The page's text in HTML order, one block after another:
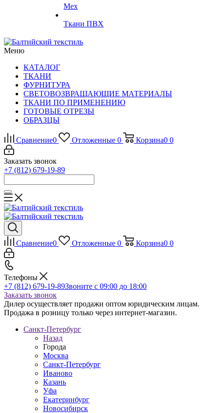
Мех
Ткани ПВХ
Меню
КАТАЛОГ
ТКАНИ
ФУРНИТУРА
СВЕТОВОЗВРАЩАЮЩИЕ МАТЕРИАЛЫ
ТКАНИ ПО ПРИМЕНЕНИЮ
ГОТОВЫЕ ОТРЕЗЫ
ОБРАЗЦЫ
Сравнение0 Отложенные 0 Корзина0 0
Заказать звонок
+7 (812) 679-19-89
Сравнение0 Отложенные 0 Корзина0 0
Телефоны
+7 (812) 679-19-89Звоните с 09:00 до 18:00
Заказать звонок
Дилер осуществляет продажи оптом юридическим лицам.
Продажа в розницу только через интернет-магазин.
Санкт-Петербург
Назад
Города
Москва
Санкт-Петербург
Иваново
Казань
Уфа
Екатеринбург
Новосибирск